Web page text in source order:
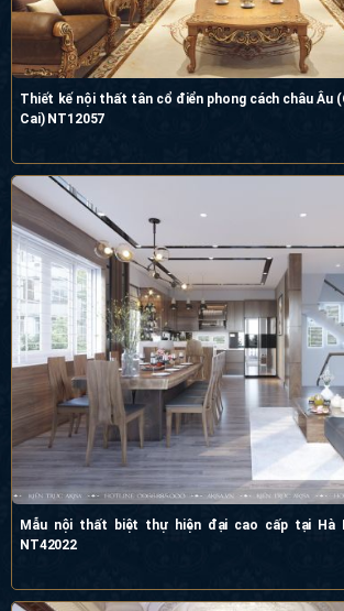
Thiết kế nội thất tân cổ điển phong cách châu Âu
NT12057